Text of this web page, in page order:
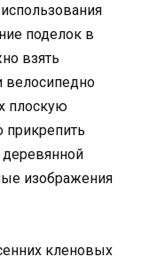
поделок в
взять
велосипедно
плоскую
изображения
кленовых